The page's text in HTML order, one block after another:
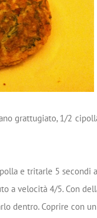
grattugiato, 1/2
e tritarle 5 secondi
a velocità 4/5. Con
dentro. Coprire con